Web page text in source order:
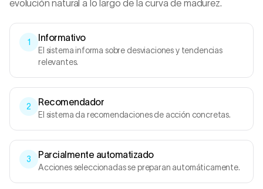
evolución natural a lo largo de la curva de madurez.
1 Informativo
El sistema informa sobre desviaciones y tendencias
relevantes.
2 Recomendador
El sistema da recomendaciones de acción concretas.
3 Parcialmente automatizado
Acciones seleccionadas se preparan automáticamente.